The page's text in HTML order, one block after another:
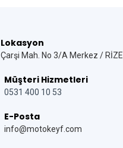
Lokasyon
Çarşi Mah. No 3/A Merkez / RİZE
Müşteri Hizmetleri
0531 400 10 53
E-Posta
info@motokeyf.com